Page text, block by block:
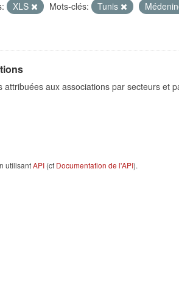
XLS Mots-clés: Tunis
aux associations par secteurs et
utilisantAPI (cf Documentation de l'API).